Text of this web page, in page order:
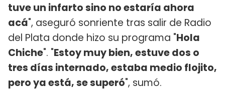
tuve un infarto sino no estaría ahora
acá", aseguró sonriente tras salir de Radio
del Plata donde hizo su programa "Hola
Chiche". "Estoy muy bien, estuve dos o
tres días internado, estaba medio flojito,
pero ya está, se superó", sumó.